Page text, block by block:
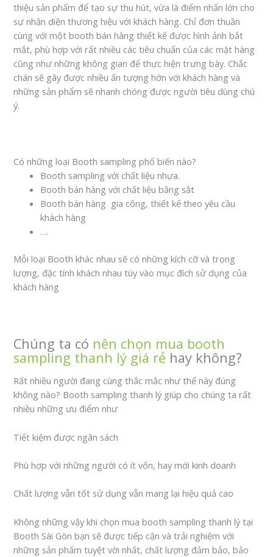
thiệu sản phẩm để tạo sự thu hút, vừa là điểm nhấn lớn cho
sự nhận diện thương hiệu với khách hàng. Chỉ đơn thuần
cùng với một booth bán hàng thiết kế được hình ảnh bắt
mắt, phù hợp với rất nhiều các tiêu chuẩn của các mặt hàng
cũng như những không gian để thực hiện trưng bày. Chắc
chán sẽ gây được nhiều ấn tượng hớn với khách hàng và
những sản phẩm sẽ nhanh chóng được người tiêu dùng chú
ý.
Có những loại Booth sampling phổ biến nào?
Booth sampling với chất liệu nhựa.
Booth bán hàng với chất liệu bằng sắt
Booth bán hàng gia công, thiết kế theo yêu cầu
khách hàng
….
Mỗi loại Booth khác nhau sẽ có những kích cỡ và trọng
lượng, đặc tính khách nhau tùy vào mục đích sử dụng của
khách hàng
Chúng ta có nên chọn mua booth
sampling thanh lý giá rẻ hay không?
Rất nhiều người đang cùng thắc mắc như thế này đúng
không nào? Booth sampling thanh lý giúp cho chúng ta rất
nhiều những ưu điểm như
Tiết kiệm được ngân sách
Phù hợp với những người có ít vốn, hay mới kinh doanh
Chất lượng vẫn tốt sử dụng vẫn mang lại hiệu quả cao
Không những vậy khi chọn mua booth sampling thanh lý tại
Booth Sài Gòn bạn sẽ được tiếp cận và trải nghiệm với
những sản phẩm tuyệt vời nhất, chất lượng đảm bảo, bảo